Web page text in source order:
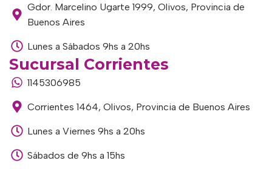
Gdor. Marcelino Ugarte 1999, Olivos, Provincia de
Buenos Aires
Lunes a Sábados 9hs a 20hs
Sucursal Corrientes
1145306985
Corrientes 1464, Olivos, Provincia de Buenos Aires
Lunes a Viernes 9hs a 20hs
Sábados de 9hs a 15hs